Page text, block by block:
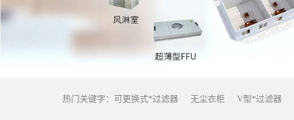
热门关键字： 可更换式*过滤器 无尘衣柜 V型*过滤器